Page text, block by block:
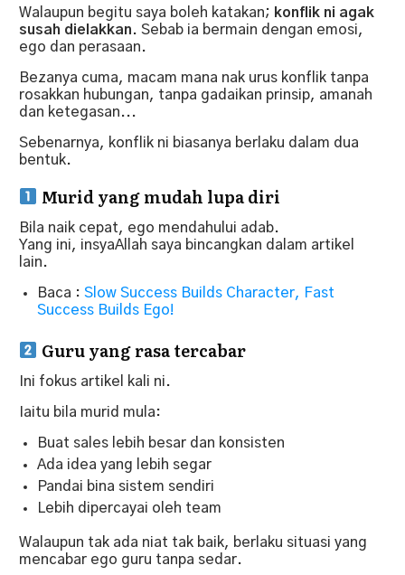
Walaupun begitu saya boleh katakan; konflik ni agak
susah dielakkan. Sebab ia bermain dengan emosi,
ego dan perasaan.
Bezanya cuma, macam mana nak urus konflik tanpa
rosakkan hubungan, tanpa gadaikan prinsip, amanah
dan ketegasan...
Sebenarnya, konflik ni biasanya berlaku dalam dua
bentuk.
Murid yang mudah lupa diri
Bila naik cepat, ego mendahului adab.
Yang ini, insyaAllah saya bincangkan dalam artikel
lain.
Baca : Slow Success Builds Character, Fast
Success Builds Ego!
Guru yang rasa tercabar
Ini fokus artikel kali ni.
Iaitu bila murid mula:
Buat sales lebih besar dan konsisten
Ada idea yang lebih segar
Pandai bina sistem sendiri
Lebih dipercayai oleh team
Walaupun tak ada niat tak baik, berlaku situasi yang
mencabar ego guru tanpa sedar.